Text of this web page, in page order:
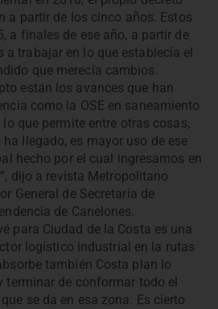
a partir de los cinco años. Estos
a finales de ese año, a partir de
a trabajar en lo que establecía el
que merecía cambios.
están los avances que han
como la OSE en saneamiento
que permite entre otras cosas,
llegado, es mayor uso de ese
hecho por el cual ingresamos en
dijo a revista Metropolitano
General de Secretaría de
de Canelones.
para Ciudad de la Costa es una
logístico industrial en la rutas
también Costa plan lo
terminar de conformar todo el
se da en esa zona. Es cierto